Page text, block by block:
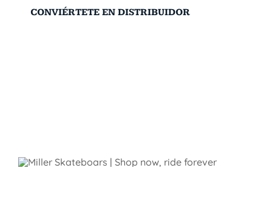
CONVIÉRTETE EN DISTRIBUIDOR